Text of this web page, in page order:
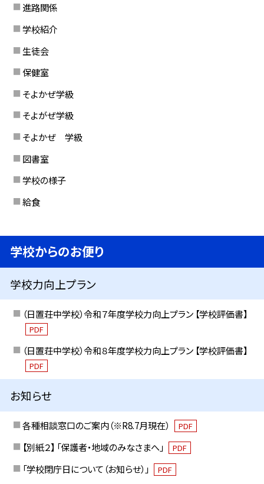
進路関係
学校紹介
生徒会
保健室
そよかぜ学級
そよがぜ学級
そよかぜ 学級
図書室
学校の様子
給食
学校からのお便り
学校力向上プラン
（日置荘中学校）令和７年度学校力向上プラン 【学校評価書】
PDF
（日置荘中学校）令和８年度学校力向上プラン 【学校評価書】
PDF
お知らせ
各種相談窓口のご案内（※R8.7月現在） PDF
【別紙２】 「保護者・地域のみなさまへ」 PDF
「学校閉庁日について（お知らせ）」 PDF